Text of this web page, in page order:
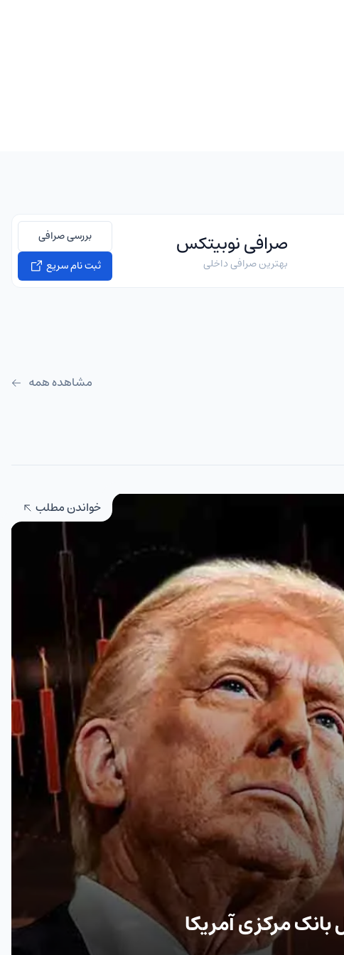
صرافی نوبیتکس
بهترین صرافی داخلی
بررسی صرافی
ثبت نام سریع
مشاهده همه
مرکزی آمریکا
خواندن مطلب